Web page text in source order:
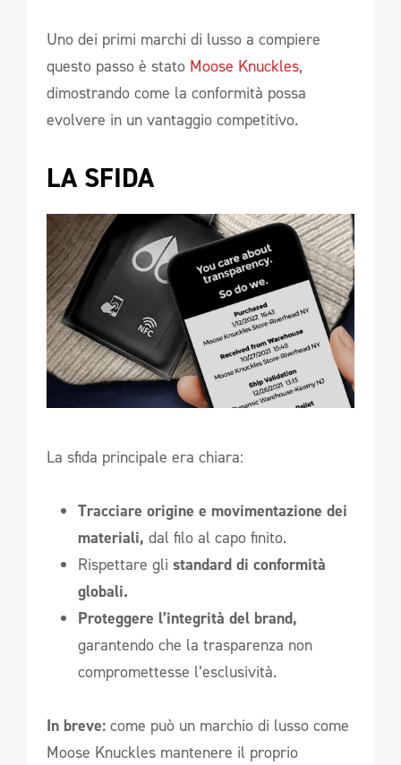
Uno dei primi marchi di lusso a compiere
questo passo è stato Moose Knuckles,
dimostrando come la conformità possa
evolvere in un vantaggio competitivo.
LA SFIDA
La sfida principale era chiara:
Tracciare origine e movimentazione dei
materiali, dal filo al capo finito.
Rispettare gli standard di conformità
globali.
Proteggere l’integrità del brand,
garantendo che la trasparenza non
compromettesse l’esclusività.
In breve: come può un marchio di lusso come
Moose Knuckles mantenere il proprio